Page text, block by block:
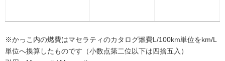
※かっこ内の燃費はマセラティのカタログ燃費L/100km単位をkm/L
単位へ換算したものです（小数点第二位以下は四捨五入）